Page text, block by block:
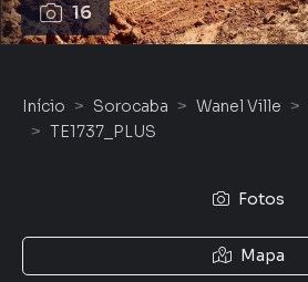
16
Início Sorocaba Wanel Ville
TE1737_PLUS
Fotos
Mapa